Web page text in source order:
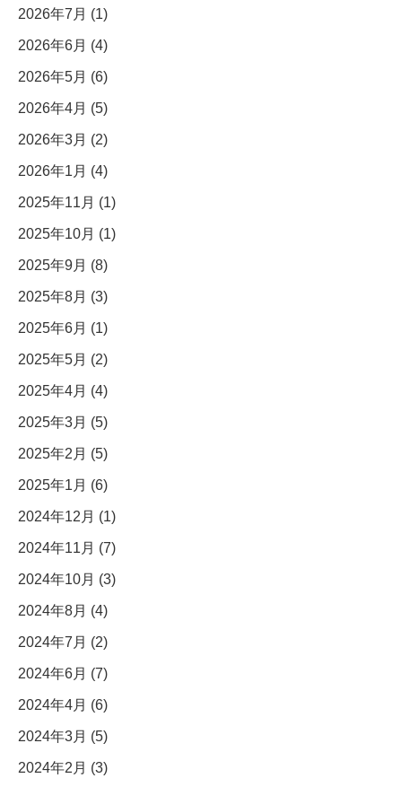
2026年7月 (1)
2026年6月 (4)
2026年5月 (6)
2026年4月 (5)
2026年3月 (2)
2026年1月 (4)
2025年11月 (1)
2025年10月 (1)
2025年9月 (8)
2025年8月 (3)
2025年6月 (1)
2025年5月 (2)
2025年4月 (4)
2025年3月 (5)
2025年2月 (5)
2025年1月 (6)
2024年12月 (1)
2024年11月 (7)
2024年10月 (3)
2024年8月 (4)
2024年7月 (2)
2024年6月 (7)
2024年4月 (6)
2024年3月 (5)
2024年2月 (3)